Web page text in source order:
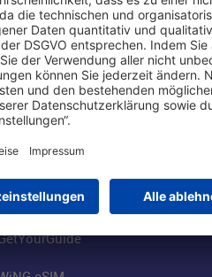
Shop
Besucherservices
SmartWay
am Standort
Mietwagen weltweit
buchen